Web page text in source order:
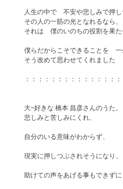
人生の中で　不安や悲しみで押
その人の一筋の光となれるなら、
それは　僕のいのちの役割を果
僕らだからこそできることを　
そう改めて思わせてくれました
：：：：：：：：：：：：：：
大~好きな 橋本 昌彦さんのうた。
悲しみと苦しみにくれ、
自分のいる意味がわからず、
現実に押しつぶされそうになり、
助けての声をあげる事もできずに